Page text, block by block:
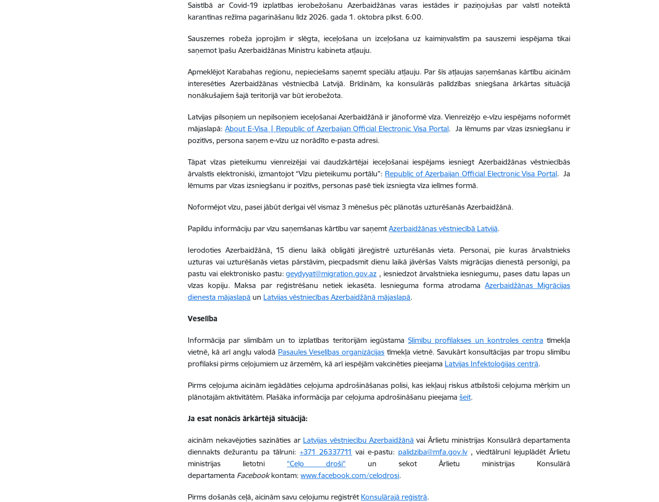
Saistībā ar Covid-19 izplatības ierobežošanu Azerbaidžānas varas iestādes ir paziņojušas par valstī noteiktā
karantīnas režīma pagarināšanu līdz 2026. gada 1. oktobra plkst. 6:00.
Sauszemes robeža joprojām ir slēgta, ieceļošana un izceļošana uz kaimiņvalstīm pa sauszemi iespējama tikai
saņemot īpašu Azerbaidžānas Ministru kabineta atļauju.
Apmeklējot Karabahas reģionu, nepieciešams saņemt speciālu atļauju. Par šīs atļaujas saņemšanas kārtību aicinām
interesēties Azerbaidžānas vēstniecībā Latvijā. Brīdinām, ka konsulārās palīdzības sniegšana ārkārtas situācijā
nonākušajiem šajā teritorijā var būt ierobežota.
Latvijas pilsoņiem un nepilsoņiem ieceļošanai Azerbaidžānā ir jānoformē vīza. Vienreizējo e-vīzu iespējams noformēt
mājaslapā:About E-Visa | Republic of Azerbaijan Official Electronic Visa Portal. Ja lēmums par vīzas izsniegšanu ir
pozitīvs, persona saņem e-vīzu uz norādīto e-pasta adresi.
Tāpat vīzas pieteikumu vienreizējai vai daudzkārtējai ieceļošanai iespējams iesniegt Azerbaidžānas vēstniecībās
ārvalstīs elektroniski, izmantojot “Vīzu pieteikumu portālu”: Republic of Azerbaijan Official Electronic Visa Portal. Ja
lēmums par vīzas izsniegšanu ir pozitīvs, personas pasē tiek izsniegta vīza ielīmes formā.
Noformējot vīzu, pasei jābūt derīgai vēl vismaz 3 mēnešus pēc plānotās uzturēšanās Azerbaidžānā.
Papildu informāciju par vīzu saņemšanas kārtību var saņemtAzerbaidžānas vēstniecībā Latvijā.
Ierodoties Azerbaidžānā, 15 dienu laikā obligāti jāreģistrē uzturēšanās vieta. Personai, pie kuras ārvalstnieks
uzturas vai uzturēšanās vietas pārstāvim, piecpadsmit dienu laikā jāvēršas Valsts migrācijas dienestā personīgi, pa
pastu vai elektronisko pastu:geydyyat@migration.gov.az , iesniedzot ārvalstnieka iesniegumu, pases datu lapas un
vīzas kopiju. Maksa par reģistrēšanu netiek iekasēta. Iesnieguma forma atrodamaAzerbaidžānas Migrācijas
dienesta mājaslapā un Latvijas vēstniecības Azerbaidžānā mājaslapā.
Veselība
Informācija par slimībām un to izplatības teritorijām iegūstamaSlimību profilakses un kontroles centra tīmekļa
vietnē, kā arī angļu valodā Pasaules Veselības organizācijas tīmekļa vietnē. Savukārt konsultācijas par tropu slimību
profilaksi pirms ceļojumiem uz ārzemēm, kā arī iespējām vakcinēties pieejama Latvijas Infektoloģijas centrā.
Pirms ceļojuma aicinām iegādāties ceļojuma apdrošināšanas polisi, kas iekļauj riskus atbilstoši ceļojuma mērķim un
plānotajām aktivitātēm. Plašāka informācija par ceļojuma apdrošināšanu pieejamašeit.
Ja esat nonācis ārkārtējā situācijā:
aicinām nekavējoties sazināties ar Latvijas vēstniecību Azerbaidžānā vai Ārlietu ministrijas Konsulārā departamenta
diennakts dežurantu pa tālruni:+371 26337711 vai e-pastu: palidziba@mfa.gov.lv, viedtālrunī lejuplādēt Ārlietu
ministrijas lietotni“Ceļo droši” un sekot Ārlietu ministrijas Konsulārā
departamenta Facebookkontam:www.facebook.com/celodrosi.
Pirms došanās ceļā, aicinām savu ceļojumu reģistrēt Konsulārajā reģistrā.